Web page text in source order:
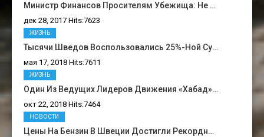
Министр Финансов Просителям Убежища: Не …
дек 28, 2017 Hits:7623
Тысячи Шведов Воспользовались 25%-Ной Су…
мая 17, 2018 Hits:7611
ЖИЗНЬ
Один Из Ведущих Лидеров Движения «Хабад»…
окт 22, 2018 Hits:7464
ЖИЗНЬ
Цены На Бензин В Швеции Достигли Рекордн…
НОВОСТИ